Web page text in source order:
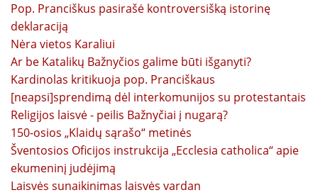
Pop. Pranciškus pasirašė kontroversišką istorinę
deklaraciją
Nėra vietos Karaliui
Ar be Katalikų Bažnyčios galime būti išganyti?
Kardinolas kritikuoja pop. Pranciškaus
[neapsi]sprendimą dėl interkomunijos su protestantais
Religijos laisvė - peilis Bažnyčiai į nugarą?
150-osios „Klaidų sąrašo“ metinės
Šventosios Oficijos instrukcija „Ecclesia catholica“ apie
ekumeninį judėjimą
Laisvės sunaikinimas laisvės vardan